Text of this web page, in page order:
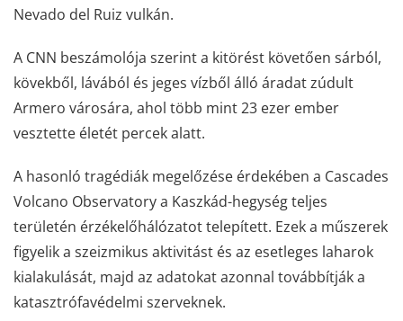
Nevado del Ruiz vulkán.
A CNN beszámolója szerint a kitörést követően sárból,
kövekből, lávából és jeges vízből álló áradat zúdult
Armero városára, ahol több mint 23 ezer ember
vesztette életét percek alatt.
A hasonló tragédiák megelőzése érdekében a Cascades
Volcano Observatory a Kaszkád-hegység teljes
területén érzékelőhálózatot telepített. Ezek a műszerek
figyelik a szeizmikus aktivitást és az esetleges laharok
kialakulását, majd az adatokat azonnal továbbítják a
katasztrófavédelmi szerveknek.